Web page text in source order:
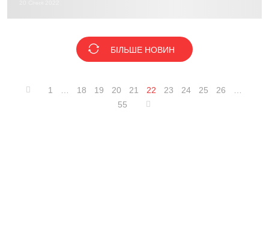
БІЛЬШЕ НОВИН
1 18 19 20 21 22 23 24 25 26
55